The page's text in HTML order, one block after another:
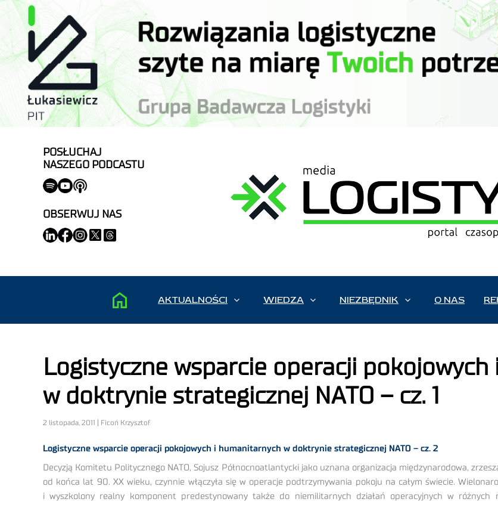
POSŁUCHAJ
NASZEGO PODCASTU
OBSERWUJ NAS
AKTUALNOŚCI WIEDZA NIEZBĘDNIK O NAS
Logistyczne wsparcie operacji
w doktrynie strategicznej NATO – cz. 1
2 listopada, 2011 | Ficoń Krzysztof
Logistyczne wsparcie operacji pokojowych i humanitarnych w doktrynie strategicznej NATO – cz. 2
Decyzją Komitetu Politycznego NATO, Sojusz Północnoatlantycki jako uznana organizacja międzynarodowa,
od końca lat 90. XX wieku, czynnie włączyła się w operacje podtrzymywania pokoju na całym świecie.
i wyszkolony realny komponent predestynowany także do niemilitarnych działań operacyjnych w różnych